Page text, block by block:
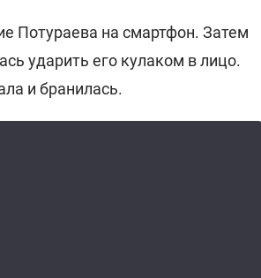
Потураева на смартфон. Затем
ударить его кулаком в лицо.
и бранилась.